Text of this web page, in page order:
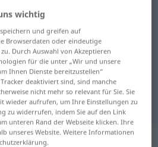
Wörterbuch
Übersetzung
: Neutrum
wichtig
und greifen auf
Browserdaten oder eindeutige
Durch Auswahl von Akzeptieren
für die unter „Wir und unsere
Ihnen Dienste bereitzustellen“
deaktiviert sind, sind manche
nicht mehr so relevant für Sie. Sie
wieder aufrufen, um Ihre Einstellungen zu
zu widerrufen, indem Sie auf den Link
unteren Rand der Webseite klicken. Ihre
unseres Website. Weitere Informationen